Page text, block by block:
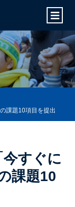
課題10項目を提出
すぐに
課題10